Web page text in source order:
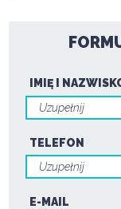
IMIĘ I
TELEFON
E-MAIL